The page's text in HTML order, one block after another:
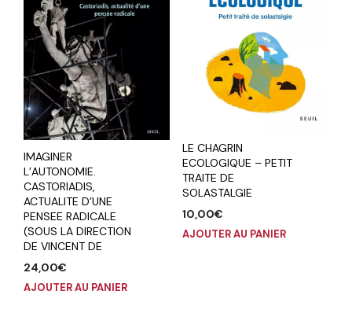
IMAGINER
L’AUTONOMIE.
CASTORIADIS,
ACTUALITE D’UNE
PENSEE RADICALE
(SOUS LA DIRECTION
DE VINCENT DE
24,00€
AJOUTER AU PANIER
LE CHAGRIN
ECOLOGIQUE – PETIT
TRAITE DE
SOLASTALGIE
10,00€
AJOUTER AU PANIER